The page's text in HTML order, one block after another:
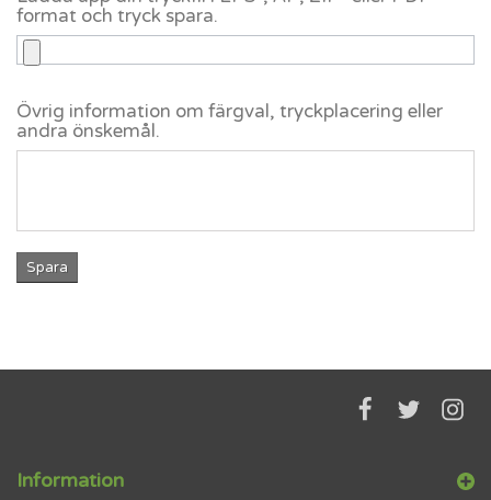
format och tryck spara.
Övrig information om färgval, tryckplacering eller
andra önskemål.
Spara
Information